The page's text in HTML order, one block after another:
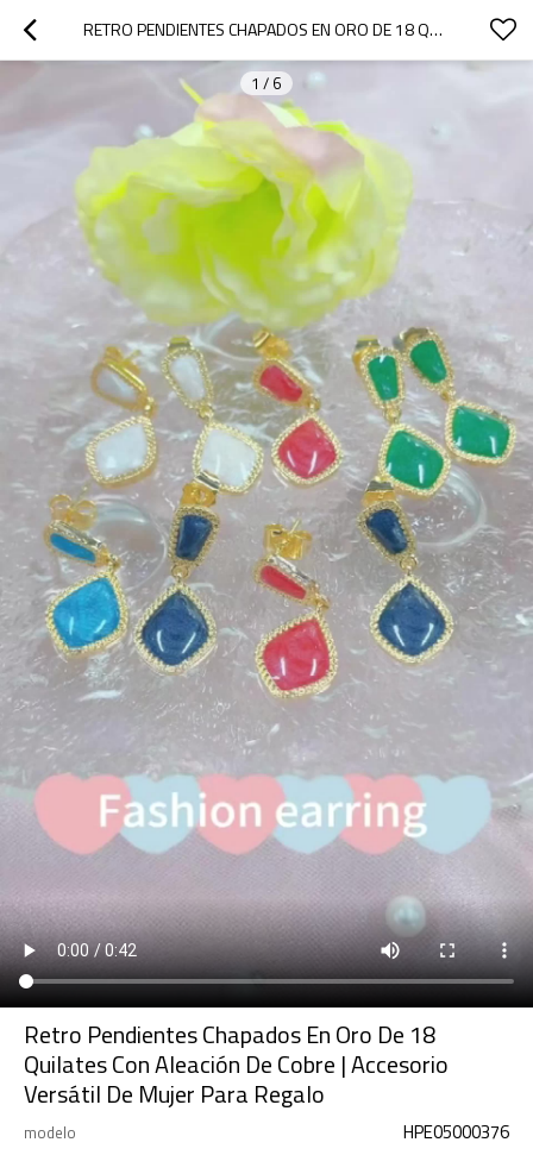
RETRO PENDIENTES CHAPADOS EN ORO DE 18 QUILATES CON ALEACIÓN DE COBRE | ACCESORIO VERSÁTIL DE MUJER PARA REGALO
1 / 6
Retro Pendientes Chapados En Oro De 18
Quilates Con Aleación De Cobre | Accesorio
Versátil De Mujer Para Regalo
modelo HPE05000376